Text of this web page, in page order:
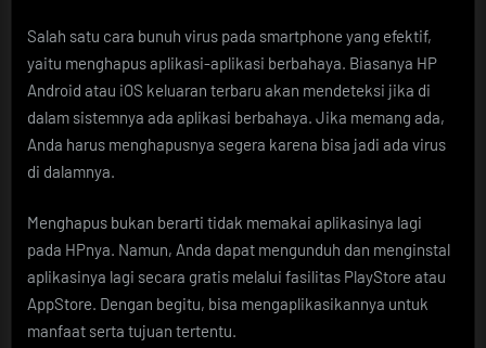
Salah satu cara bunuh virus pada smartphone yang efektif,
yaitu menghapus aplikasi-aplikasi berbahaya. Biasanya HP
Android atau iOS keluaran terbaru akan mendeteksi jika di
dalam sistemnya ada aplikasi berbahaya. Jika memang ada,
Anda harus menghapusnya segera karena bisa jadi ada virus
di dalamnya.
Menghapus bukan berarti tidak memakai aplikasinya lagi
pada HPnya. Namun, Anda dapat mengunduh dan menginstal
aplikasinya lagi secara gratis melalui fasilitas PlayStore atau
AppStore. Dengan begitu, bisa mengaplikasikannya untuk
manfaat serta tujuan tertentu.